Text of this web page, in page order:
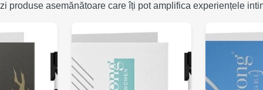
produse asemănătoare care îți pot amplifica experiențele